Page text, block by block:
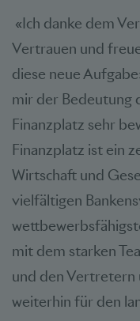
«Ich danke dem
Vertrauen und
diese neue
mir der Bedeutung
Finanzplatz sehr
Finanzplatz ist ein
Wirtschaft und
vielfältigen
mit dem starken
und den Vertretern
weiterhin für den